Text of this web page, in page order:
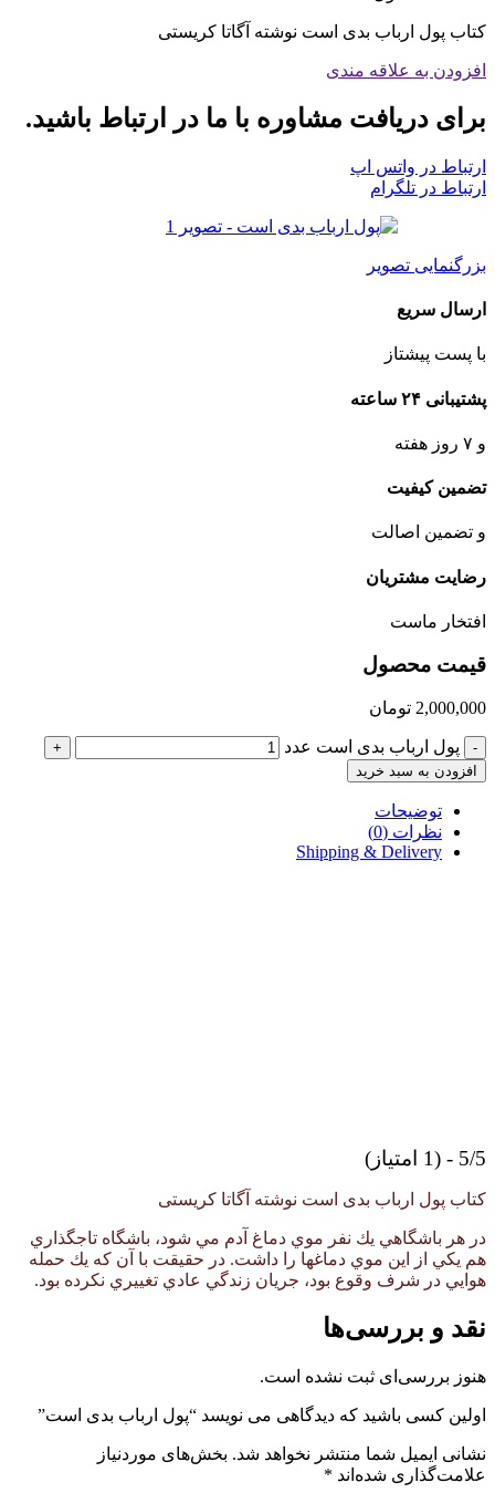
کتاب پول ارباب بدی است نوشته آگاتا کریستی
افزودن به علاقه مندی
برای دریافت مشاوره با ما در ارتباط باشید.
ارتباط در واتس اپ
ارتباط در تلگرام
بزرگنمایی تصویر
ارسال سریع
با پست پیشتاز
پشتیبانی ۲۴ ساعته
و ۷ روز هفته
تضمین کیفیت
و تضمین اصالت
رضایت مشتریان
افتخار ماست
قیمت محصول
2,000,000 تومان
- پول ارباب بدی است عدد
+
افزودن به سبد خرید
توضیحات
نظرات (0)
Shipping & Delivery
5/5 - (1 امتیاز)
کتاب پول ارباب بدی است نوشته آگاتا کریستی
در هر باشگاهي يك نفر موي دماغ آدم مي شود، باشگاه تاجگذاري
هم يكي از اين موي دماغها را داشت. در حقيقت با آن كه يك حمله
هوايي در شرف وقوع بود، جريان زندگي عادي تغييري نكرده بود.
نقد و بررسی‌ها
هنوز بررسی‌ای ثبت نشده است.
اولین کسی باشید که دیدگاهی می نویسد “پول ارباب بدی است”
نشانی ایمیل شما منتشر نخواهد شد. بخش‌های موردنیاز
علامت‌گذاری شده‌اند *